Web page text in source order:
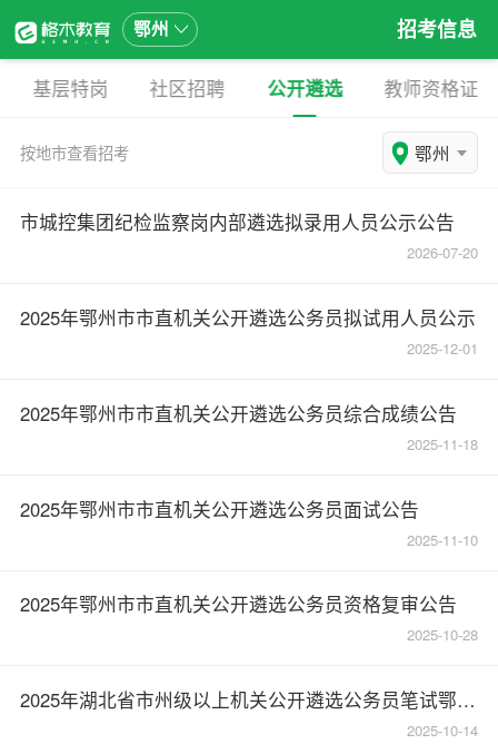
鄂州 招考信息
基层特岗 社区招聘 公开遴选 教师资格证
按地市查看招考 鄂州
市城控集团纪检监察岗内部遴选拟录用人员公示公告
2026-07-20
2025年鄂州市市直机关公开遴选公务员拟试用人员公示
2025-12-01
2025年鄂州市市直机关公开遴选公务员综合成绩公告
2025-11-18
2025年鄂州市市直机关公开遴选公务员面试公告
2025-11-10
2025年鄂州市市直机关公开遴选公务员资格复审公告
2025-10-28
2025年湖北省市州级以上机关公开遴选公务员笔试鄂州考区考前温馨提示
2025-10-14